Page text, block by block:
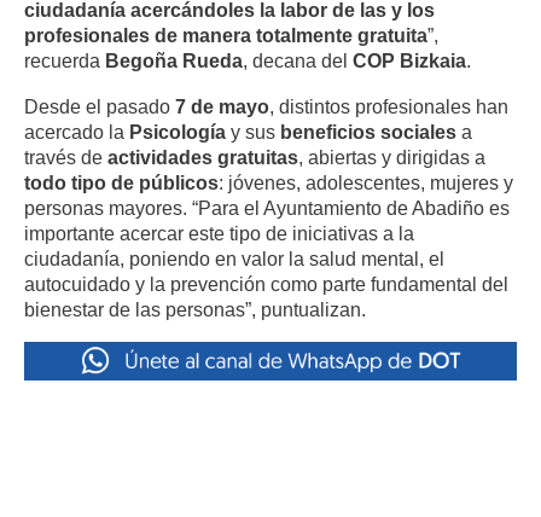
ciudadanía acercándoles la labor de las y los
profesionales de manera totalmente gratuita”,
recuerda Begoña Rueda, decana del COP Bizkaia.
Desde el pasado 7 de mayo, distintos profesionales han
acercado la Psicología y sus beneficios sociales a
través de actividades gratuitas, abiertas y dirigidas a
todo tipo de públicos: jóvenes, adolescentes, mujeres y
personas mayores. “Para el Ayuntamiento de Abadiño es
importante acercar este tipo de iniciativas a la
ciudadanía, poniendo en valor la salud mental, el
autocuidado y la prevención como parte fundamental del
bienestar de las personas”, puntualizan.